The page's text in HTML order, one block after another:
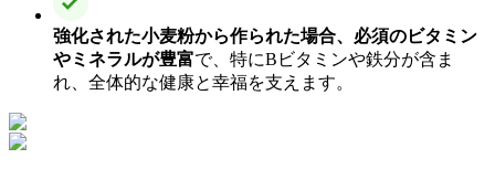
強化された小麦粉から作られた場合、必須のビタミン
やミネラルが豊富で、特にBビタミンや鉄分が含ま
れ、全体的な健康と幸福を支えます。